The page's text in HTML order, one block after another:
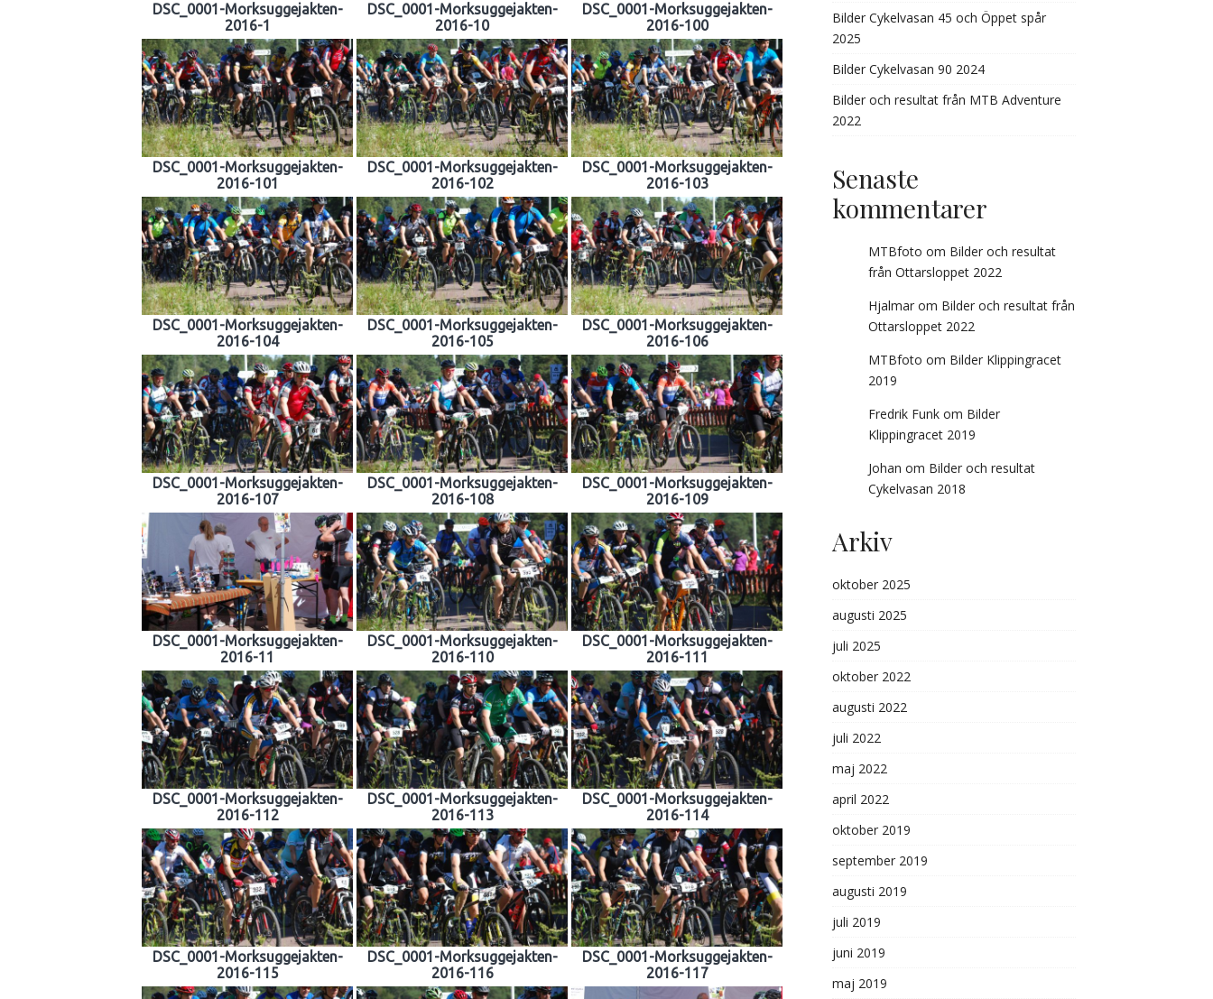
DSC_0001-Morksuggejakten-
2016-1
DSC_0001-Morksuggejakten-
2016-10
DSC_0001-Morksuggejakten-
2016-100
DSC_0001-Morksuggejakten-
2016-101
DSC_0001-Morksuggejakten-
2016-102
DSC_0001-Morksuggejakten-
2016-103
DSC_0001-Morksuggejakten-
2016-104
DSC_0001-Morksuggejakten-
2016-105
DSC_0001-Morksuggejakten-
2016-106
DSC_0001-Morksuggejakten-
2016-107
DSC_0001-Morksuggejakten-
2016-108
DSC_0001-Morksuggejakten-
2016-109
DSC_0001-Morksuggejakten-
2016-11
DSC_0001-Morksuggejakten-
2016-110
DSC_0001-Morksuggejakten-
2016-111
DSC_0001-Morksuggejakten-
2016-112
DSC_0001-Morksuggejakten-
2016-113
DSC_0001-Morksuggejakten-
2016-114
DSC_0001-Morksuggejakten-
2016-115
DSC_0001-Morksuggejakten-
2016-116
DSC_0001-Morksuggejakten-
2016-117
Bilder Cykelvasan 45 och Öppet spår
2025
Bilder Cykelvasan 90 2024
Bilder och resultat från MTB Adventure
2022
Senaste
kommentarer
MTBfoto om Bilder och resultat
från Ottarsloppet 2022
Hjalmar om Bilder och resultat från
Ottarsloppet 2022
MTBfoto om Bilder Klippingracet
2019
Fredrik Funk om Bilder
Klippingracet 2019
Johan om Bilder och resultat
Cykelvasan 2018
Arkiv
oktober 2025
augusti 2025
juli 2025
oktober 2022
augusti 2022
juli 2022
maj 2022
april 2022
oktober 2019
september 2019
augusti 2019
juli 2019
juni 2019
maj 2019